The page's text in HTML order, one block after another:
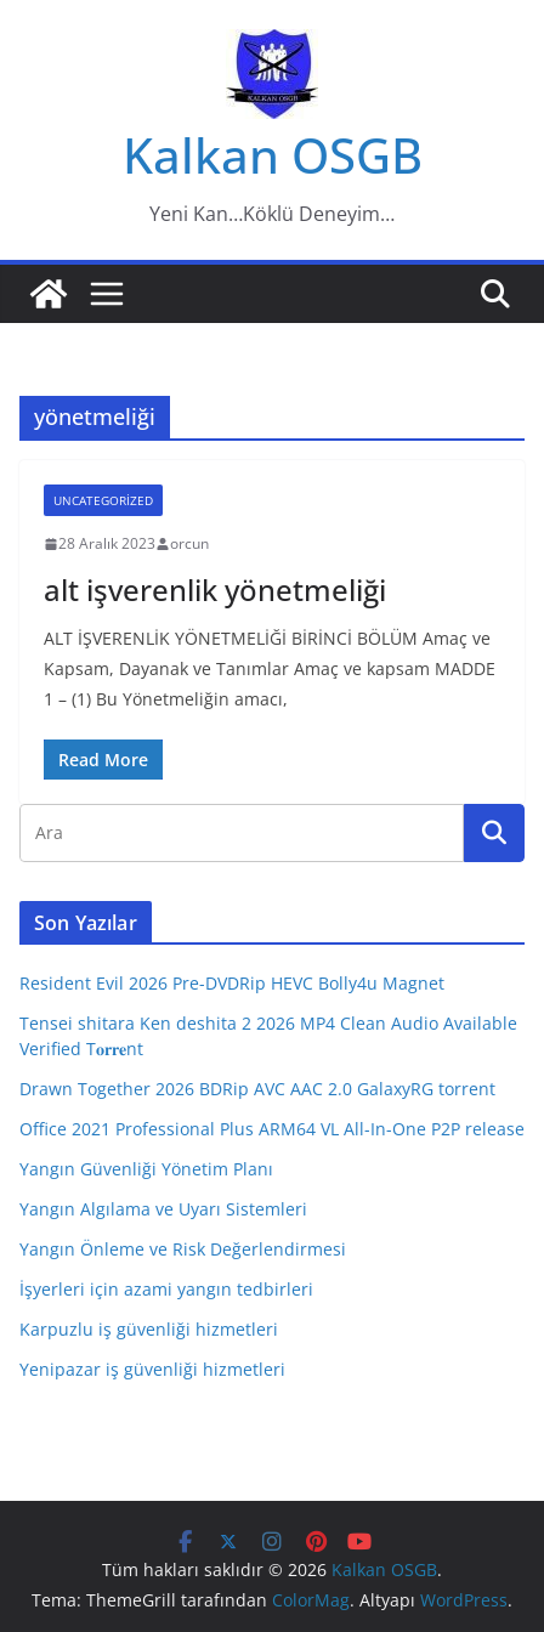
Kalkan OSGB
Yeni Kan…Köklü Deneyim…
yönetmeliği
UNCATEGORIZED
28 Aralık 2023 orcun
alt işverenlik yönetmeliği
ALT İŞVERENLİK YÖNETMELİĞİ BİRİNCİ BÖLÜM Amaç ve
Kapsam, Dayanak ve Tanımlar Amaç ve kapsam MADDE
1 – (1) Bu Yönetmeliğin amacı,
Read More
Son Yazılar
Resident Evil 2026 Pre-DVDRip HEVC Bolly4u Magnet
Tensei shitara Ken deshita 2 2026 MP4 Clean Audio Available
Verified T𝐨𝐫𝐫𝐞nt
Drawn Together 2026 BDRip AVC AAC 2.0 GalaxyRG torrent
Office 2021 Professional Plus ARM64 VL All-In-One P2P release
Yangın Güvenliği Yönetim Planı
Yangın Algılama ve Uyarı Sistemleri
Yangın Önleme ve Risk Değerlendirmesi
İşyerleri için azami yangın tedbirleri
Karpuzlu iş güvenliği hizmetleri
Yenipazar iş güvenliği hizmetleri
Tüm hakları saklıdır © 2026 Kalkan OSGB.
Tema: ThemeGrill tarafından ColorMag. Altyapı WordPress.